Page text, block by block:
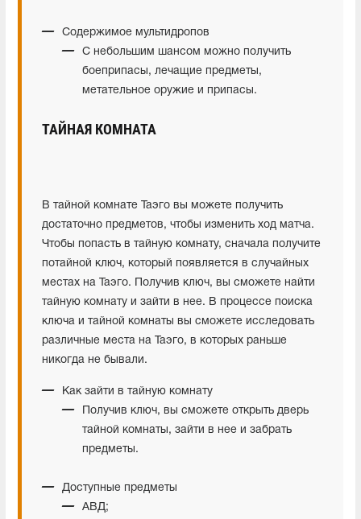
Содержимое мультидропов
С небольшим шансом можно получить
боеприпасы, лечащие предметы,
метательное оружие и припасы.
ТАЙНАЯ КОМНАТА
В тайной комнате Таэго вы можете получить
достаточно предметов, чтобы изменить ход матча.
Чтобы попасть в тайную комнату, сначала получите
потайной ключ, который появляется в случайных
местах на Таэго. Получив ключ, вы сможете найти
тайную комнату и зайти в нее. В процессе поиска
ключа и тайной комнаты вы сможете исследовать
различные места на Таэго, в которых раньше
никогда не бывали.
Как зайти в тайную комнату
Получив ключ, вы сможете открыть дверь
тайной комнаты, зайти в нее и забрать
предметы.
Доступные предметы
АВД;